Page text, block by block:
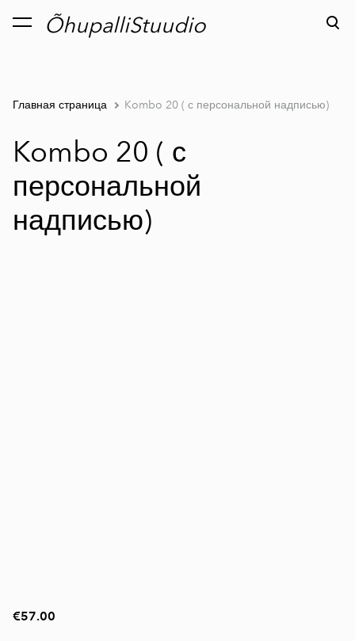
ÕhupalliStuudio
был добавлен в
корзину.
Просмотр корзины
Главная страница Kombo 20 ( с персональной надписью)
Kombo 20 ( с
персональной
надписью)
€57.00